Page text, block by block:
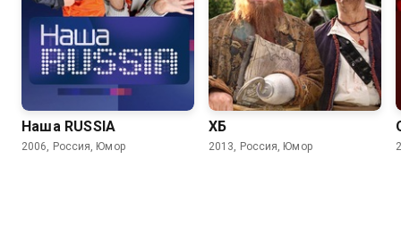
6.2 6.2
Наша RUSSIA
2006, Россия, Юмор
6.5 5.5
ХБ
2013, Россия, Юмор